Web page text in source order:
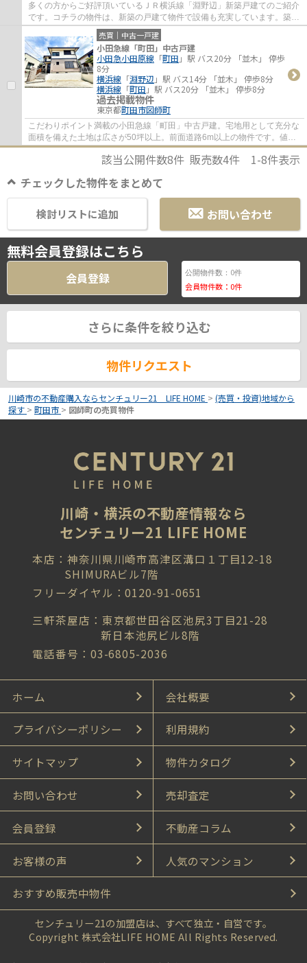
多くの方からご好評頂いているＪＲ横浜線「淵野辺」新築戸建てのご紹介
です。コチラの物件は、新築の戸建て物件で設備も充実しています。築2
年以内の築浅物件です。不動産探しで重視し...
売買｜中古一戸建
小田急線「町田」中古戸建
小田急小田原線 「町田 」駅 バス20分 「並木」 停歩
8分
横浜線 「淵野辺 」駅 バス14分 「並木」 停歩8分
横浜線 「町田 」駅 バス20分 「並木」 停歩8分
過去掲載物件
東京都町田市図師町
こだわりポイント満載の小田急線「町田」中古戸建。宅地用として充分な
面積を備えた土地は広さが50坪以上。前面道路6m以上の物件です。値段
がお手ごろな中古戸建てはいかがでしょうか...
該当公開件数8件 販売数4件 1-8件表示
チェックした物件をまとめて
お問い合わせ
検討リストに追加
無料会員登録はこちら
会員登録 公開物件数： 0件
会員物件数： 0件
さらに条件を絞り込む
物件リクエスト
川崎市の不動産購入ならセンチュリー21 LIFE HOME > (売買・投資)地域から
探す > 町田市 > 図師町の売買物件
川崎・横浜の不動産情報なら
センチュリー21 LIFE HOME
本店：神奈川県川崎市高津区溝口１丁目12-18
SHIMURAビル7階
フリーダイヤル：0120-91-0651
三軒茶屋店：東京都世田谷区池尻3丁目21-28
新日本池尻ビル8階
電話番号：03-6805-2036
ホーム 会社概要
プライバシーポリシー 利用規約
サイトマップ 物件カタログ
お問い合わせ 売却査定
会員登録 不動産コラム
お客様の声 人気のマンション
おすすめ販売中物件
センチュリー21の加盟店は、すべて独立・自営です。
Copyright 株式会社LIFE HOME All Rights Reserved.